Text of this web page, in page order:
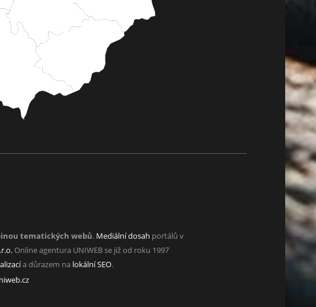
tematických webů. Mediální dosah portálů v
Online agentura UNIWEB se již od roku 1997
a důrazem na lokální SEO.